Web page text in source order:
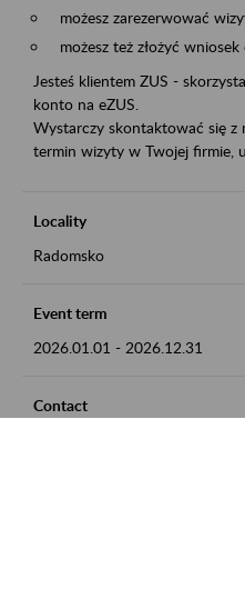
możesz zarezerwować
możesz też złożyć
Jesteś klientem ZUS -
konto na eZUS.
Wystarczy skontaktować się z
termin wizyty w Twojej firmie,
Locality
Radomsko
Event term
2026.01.01 - 2026.12.31
Contact